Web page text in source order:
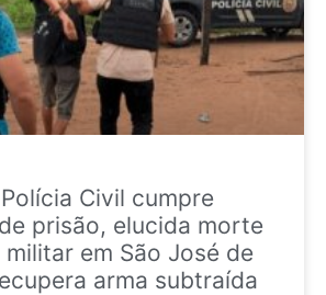
Civil cumpre
prisão, elucida morte
em São José de
arma subtraída